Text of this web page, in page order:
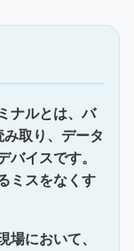
ナルとは、バ
取り、データ
バイスです。
ミスをなくす
場において、